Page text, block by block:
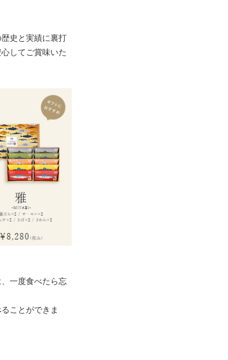
史と実績に裏打
してご賞味いた
一度食べたら忘
ことができま